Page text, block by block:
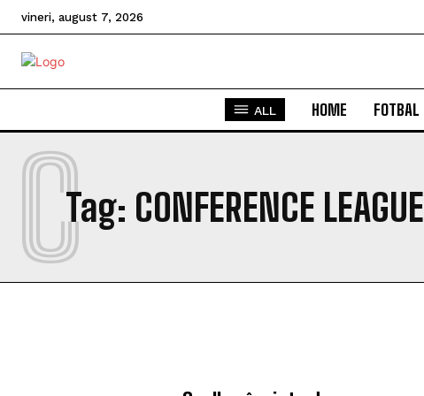
vineri, august 7, 2026
ALL HOME FOTBAL
Tag: CONFERENCE LEAGUE
C